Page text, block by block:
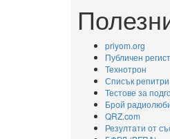
priyom.org
Публичен
Технотрон
Списък
Тестове за
Брой
QRZ.com
Резултати от